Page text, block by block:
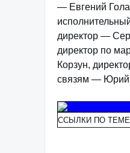
— Евгений
директор —
директор по
Корзун,
связям —
ССЫЛКИ ПО ТЕМЕ